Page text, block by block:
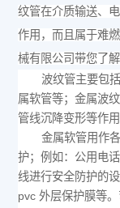
纹管在介质输送、
作用，而且属于难
械有限公司带您了
波纹管主要包
属软管等；金属波
管线沉降变形等作用
金属软管用作
护；例如：公用电
线进行安全防护的
pvc 外层保护膜等